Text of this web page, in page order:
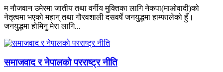
म नौजवान उमेरमा जातीय तथा वर्गीय मुक्तिका लागि नेकपा(माओवादी)को
नेतृत्वमा भएको महान् तथा गौरवशाली दसवर्षे जनयुद्धमा हाम्फालेको हुँ।
जनयुद्धमा होमिनु मेरा लागि...
समाजवाद र नेपालको परराष्ट्र नीति